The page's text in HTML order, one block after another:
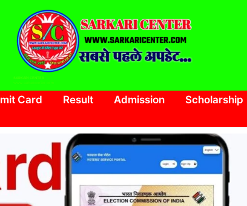
SARKARI CENTER
Card Result Admission Scholarship